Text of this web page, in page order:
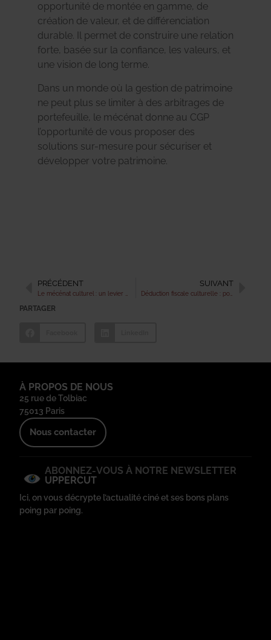
opportunité de montée en gamme, de
création de valeur, et de différenciation
durable. Il permet de construire une relation
forte, basée sur la confiance, les valeurs, et
une vision de long terme.
Dans un monde où la gestion de patrimoine
ne peut plus se limiter à des arbitrages de
portefeuille, le mécénat donne au CGP
l’opportunité de vous proposer des
solutions sur-mesure pour sécuriser et
développer votre patrimoine.
PRÉCÉDENT SUIVANT
Déduction fiscale culturelle : pour les entreprises qui investissent dans la culture
PARTAGER
À PROPOS DE NOUS
25 rue de Tolbiac
75013 Paris
Nous contacter
ABONNEZ-VOUS À NOTRE NEWSLETTER
UPPERCUT
Ici, on vous décrypte l’actualité ciné et ses bons plans
poing par poing.